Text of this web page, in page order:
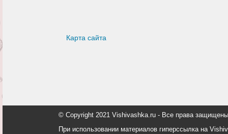
Карта сайта
© Copyright 2021 Vishivashka.ru - Все права
При использовании материалов гиперссылка на